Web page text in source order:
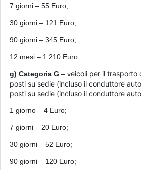
7 giorni – 55 Euro;
30 giorni – 121 Euro;
90 giorni – 345 Euro;
12 mesi – 1.210 Euro.
g) Categoria G – veicoli per il trasporto
posti su sedie (incluso il conduttore
posti su sedie (incluso il conduttore
1 giorno – 4 Euro;
7 giorni – 20 Euro;
30 giorni – 52 Euro;
90 giorni – 120 Euro;